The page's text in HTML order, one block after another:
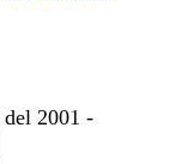
2001 -